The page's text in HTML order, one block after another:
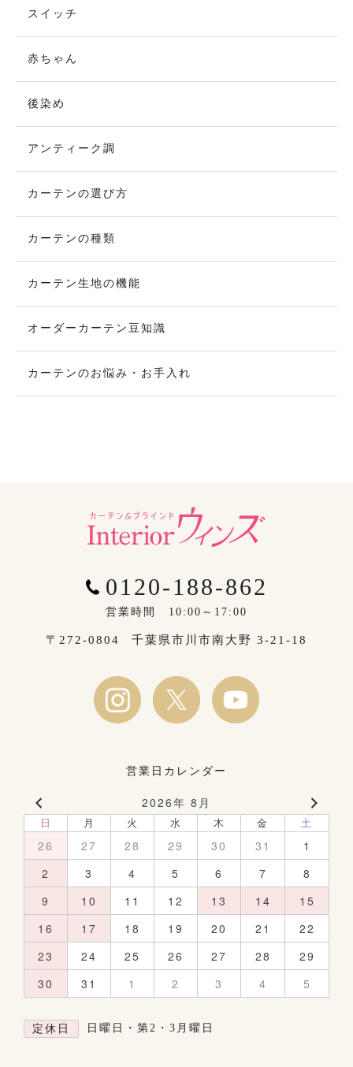
スイッチ
赤ちゃん
後染め
アンティーク調
カーテンの選び方
カーテンの種類
カーテン生地の機能
オーダーカーテン豆知識
カーテンのお悩み・お手入れ
0120-188-862
営業時間 10:00～17:00
〒272-0804 千葉県市川市南大野 3-21-18
営業日カレンダー
2026年 8月
日 月 火 水 木 金 土
26 27 28 29 30 31
1
2
3 4 5 6 7
8
9
10 11 12 13 14
15
16
17 18 19 20 21
22
23
24 25 26 27 28
29
30
31 1 2 3 4 5
定休日 日曜日・第2・3月曜日